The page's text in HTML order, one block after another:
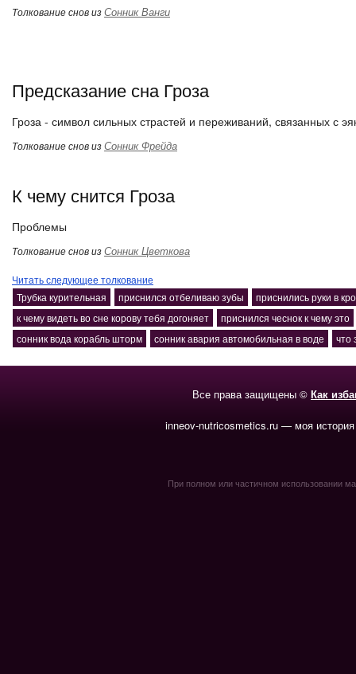
Толкование снов изСонник Ванги
Предсказание сна Гроза
Гроза - символ сильных страстей и переживаний, связанных с
Толкование снов изСонник Фрейда
К чему снится Гроза
Проблемы
Толкование снов изСонник Цветкова
Читать следующее толкование
Трубка курительная
приснился отбеливаю зубы
приснились руки в
к чему видеть во сне корову тебя догоняет
приснился чеснок к чему это
сонник вода корабль шторм
сонник авария автомобильная в воде что
Все права защищены © Как
inneov-nutricosmetics.ru — моя
При полном или частичном использовании